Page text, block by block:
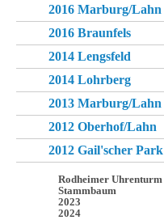
2016 Marburg/Lahn
2016 Braunfels
2014 Lengsfeld
2014 Lohrberg
2013 Marburg/Lahn
2012 Oberhof/Lahn
2012 Gail'scher Park
Rodheimer Uhrenturm
Stammbaum
2023
2024